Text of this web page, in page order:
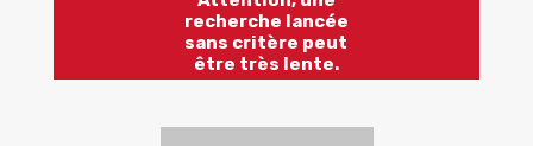
recherche lancée
sans critère peut
être très lente.